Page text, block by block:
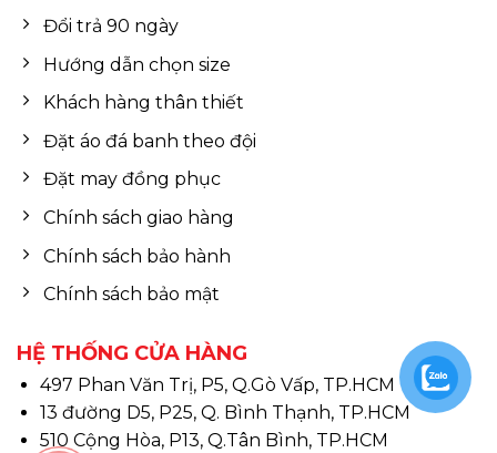
Đổi trả 90 ngày
Hướng dẫn chọn size
Khách hàng thân thiết
Đặt áo đá banh theo đội
Đặt may đồng phục
Chính sách giao hàng
Chính sách bảo hành
Chính sách bảo mật
HỆ THỐNG CỬA HÀNG
497 Phan Văn Trị, P5, Q.Gò Vấp, TP.HCM
13 đường D5, P25, Q. Bình Thạnh, TP.HCM
510 Cộng Hòa, P13, Q.Tân Bình, TP.HCM